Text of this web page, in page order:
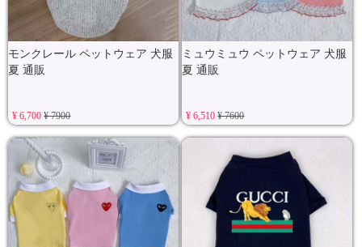
モンクレール ペットウェア 犬服
夏 通販
¥ 6,700¥ 7900
ミュウミュウ ペットウェア 犬服
夏 通販
¥ 6,510¥ 7600